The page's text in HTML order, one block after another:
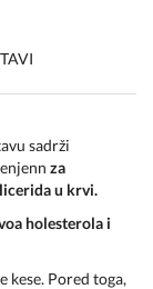
sadrži
za
u krvi.
holesterola i
kese. Pored toga,